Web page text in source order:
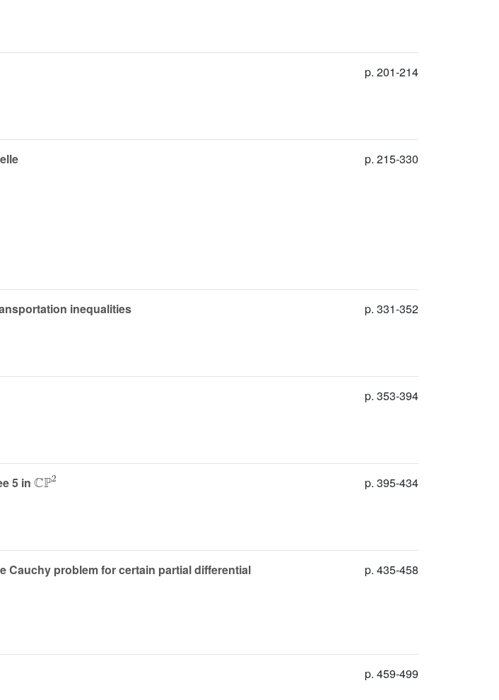
p. 201-214
p. 215-330
inequalities
p. 331-352
p. 353-394
5 in
2
p. 395-434
Cauchy problem for certain partial differential
p. 435-458
p. 459-499